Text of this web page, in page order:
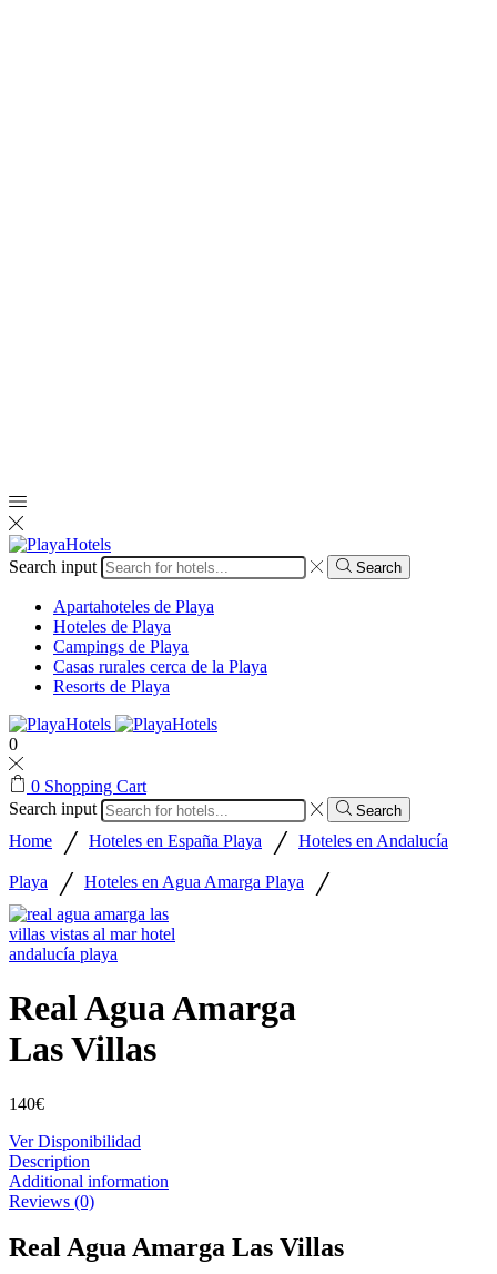
Search input Search
Apartahoteles de Playa
Hoteles de Playa
Campings de Playa
Casas rurales cerca de la Playa
Resorts de Playa
0
0 Shopping Cart
Search input
Search
Home / Hoteles en España Playa / Hoteles en Andalucía
Playa / Hoteles en Agua Amarga Playa /
Real Agua Amarga
Las Villas
140€
Ver Disponibilidad
Description
Additional information
Reviews (0)
Real Agua Amarga Las Villas